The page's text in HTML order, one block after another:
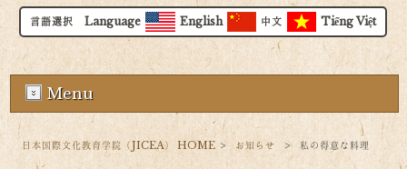
言語選択 Language English 中文 Tiếng Việt
Menu
日本国際文化教育学院（JICEA） HOME > お知らせ > 私の得意な料理